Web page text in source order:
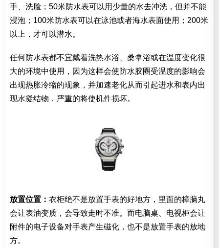
手、洗脸；50米防水表可以用少量的水去冲洗，但并不能
浸泡；100米防水表可以在泳池或者海水表面使用；200米
以上，才可以潜水。
任何防水表都不宜戴着洗热水浴、桑拿浴或在温度变化很
大的环境中使用，因为这样会使防水胶圈受温度的影响会
出现热胀冷缩的现象，并加速老化从而引起进水和表内出
现水凝结物，严重的将使机件损坏。
放置位置： 衣柜绝不是放置手表的好地方，里面的樟脑丸
会让表油变质，会导致走时不准。而电脑桌、电视柜会让
附件的电子设备对手表产生磁化，也不是放置手表的放地
方。